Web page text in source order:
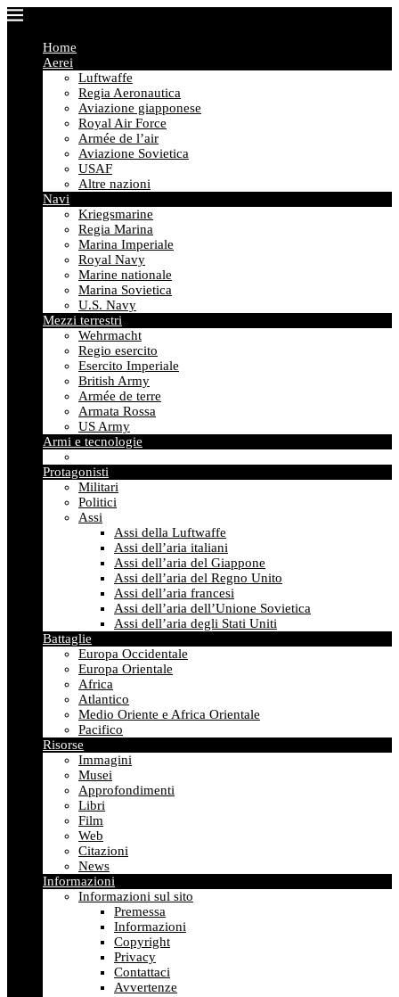
Home
Aerei
Luftwaffe
Regia Aeronautica
Aviazione giapponese
Royal Air Force
Armée de l’air
Aviazione Sovietica
USAF
Altre nazioni
Navi
Kriegsmarine
Regia Marina
Marina Imperiale
Royal Navy
Marine nationale
Marina Sovietica
U.S. Navy
Mezzi terrestri
Wehrmacht
Regio esercito
Esercito Imperiale
British Army
Armée de terre
Armata Rossa
US Army
Armi e tecnologie
Protagonisti
Militari
Politici
Assi
Assi della Luftwaffe
Assi dell’aria italiani
Assi dell’aria del Giappone
Assi dell’aria del Regno Unito
Assi dell’aria francesi
Assi dell’aria dell’Unione Sovietica
Assi dell’aria degli Stati Uniti
Battaglie
Europa Occidentale
Europa Orientale
Africa
Atlantico
Medio Oriente e Africa Orientale
Pacifico
Risorse
Immagini
Musei
Approfondimenti
Libri
Film
Web
Citazioni
News
Informazioni
Informazioni sul sito
Premessa
Informazioni
Copyright
Privacy
Contattaci
Avvertenze